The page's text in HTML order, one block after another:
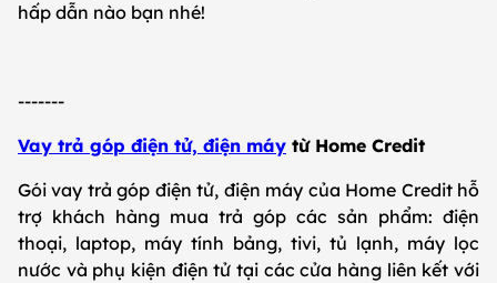
hấp dẫn nào bạn nhé!
-------
Vay trả góp điện tử, điện máy từ Home Credit
Gói vay trả góp điện tử, điện máy của Home Credit hỗ
trợ khách hàng mua trả góp các sản phẩm: điện
thoại, laptop, máy tính bảng, tivi, tủ lạnh, máy lọc
nước và phụ kiện điện tử tại các cửa hàng liên kết với